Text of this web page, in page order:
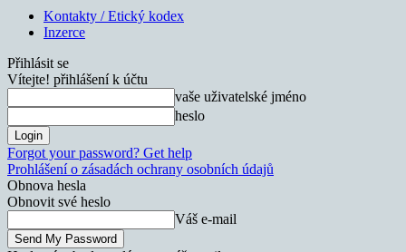
Kontakty / Etický kodex
Inzerce
Přihlásit se
Vítejte! přihlášení k účtu
vaše uživatelské jméno
heslo
Forgot your password? Get help
Prohlášení o zásadách ochrany osobních údajů
Obnova hesla
Obnovit své heslo
Váš e-mail